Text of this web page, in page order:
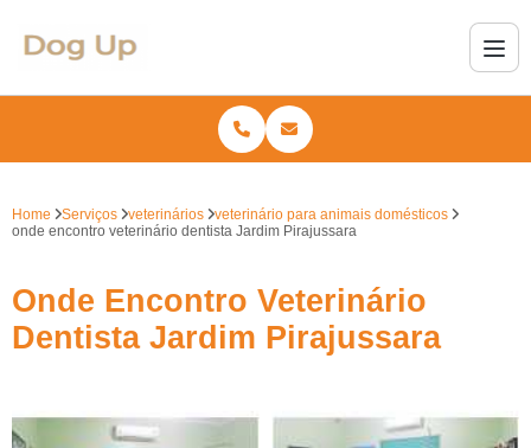
Home Serviços veterinários
veterinário para animais domésticos
onde encontro veterinário dentista Jardim Pirajussara
Onde Encontro Veterinário
Dentista Jardim Pirajussara